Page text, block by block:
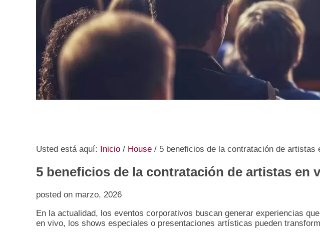
Usted está aquí: Inicio / House / 5 beneficios de la contratación de
5 beneficios de la contratación de artistas en
posted on marzo, 2026
En la actualidad, los eventos corporativos buscan generar experiencias
en vivo, los shows especiales o presentaciones artísticas pueden